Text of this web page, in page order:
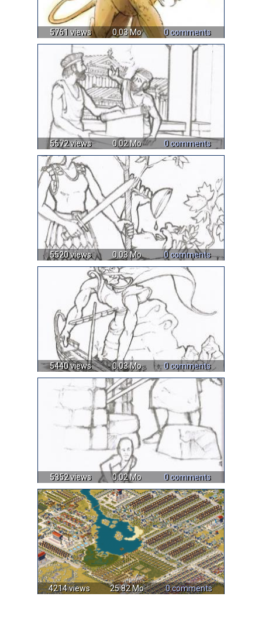
5761 views 0.03 Mo 0 comments
5572 views 0.02 Mo 0 comments
5520 views 0.03 Mo 0 comments
5440 views 0.03 Mo 0 comments
5352 views 0.02 Mo 0 comments
4214 views 25.82 Mo 0 comments